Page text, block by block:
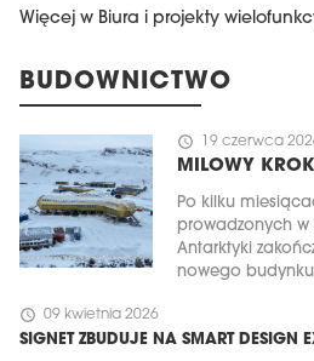
Więcej w Biura i projekty
BUDOWNICTWO
schedule 19 czerwca
MILOWY
Po kilku
prowadzonych
Antarktyki
nowego
schedule 09 kwietnia 2026
SIGNET ZBUDUJE NA SMART DESIGN